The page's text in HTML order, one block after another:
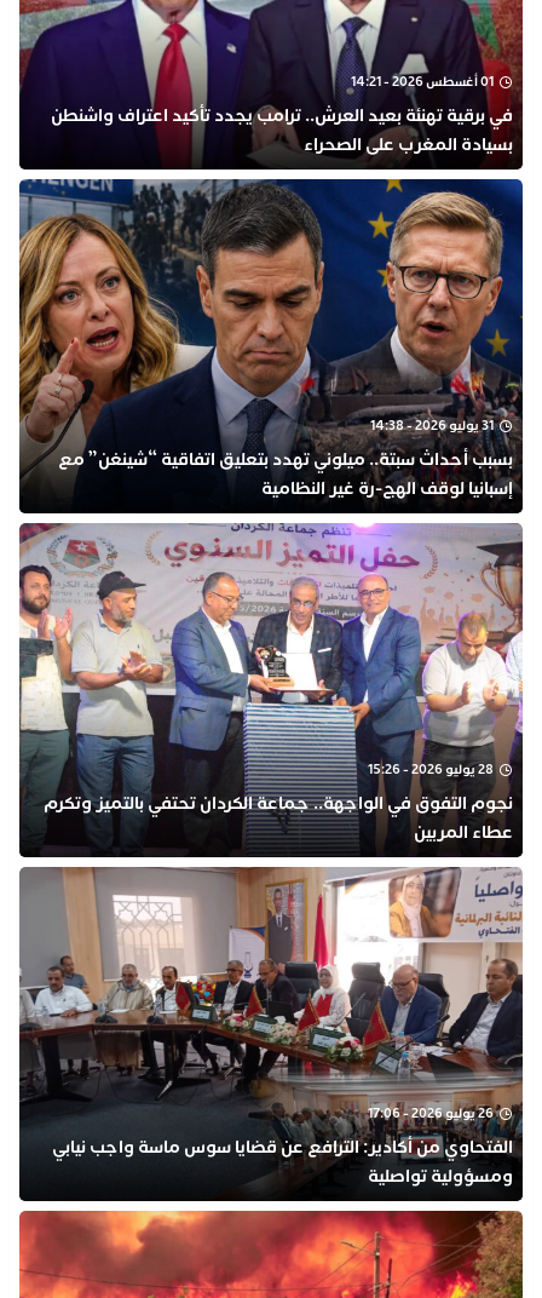
01 أغسطس 2026 - 14:21
في برقية تهنئة بعيد العرش.. ترامب يجدد تأكيد اعتراف واشنطن
بسيادة المغرب على الصحراء
31 يوليو 2026 - 14:38
بسبب أحداث سبتة.. ميلوني تهدد بتعليق اتفاقية “شينغن” مع
إسبانيا لوقف الهج-رة غير النظامية
28 يوليو 2026 - 15:26
نجوم التفوق في الواجهة.. جماعة الكردان تحتفي بالتميز وتكرم
عطاء المربين
26 يوليو 2026 - 17:06
الفتحاوي من أكادير: الترافع عن قضايا سوس ماسة واجب نيابي
ومسؤولية تواصلية